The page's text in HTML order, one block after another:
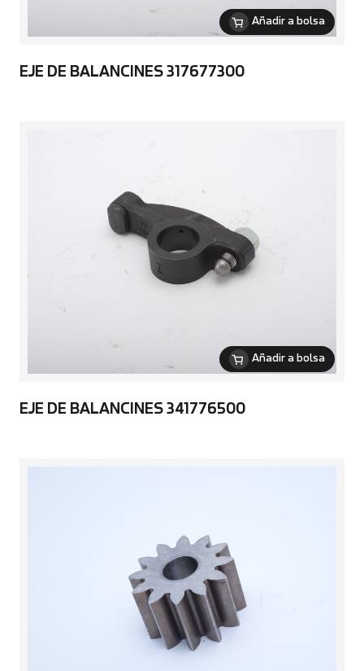
Añadir a bolsa
EJE DE BALANCINES 317677300
Añadir a bolsa
EJE DE BALANCINES 341776500